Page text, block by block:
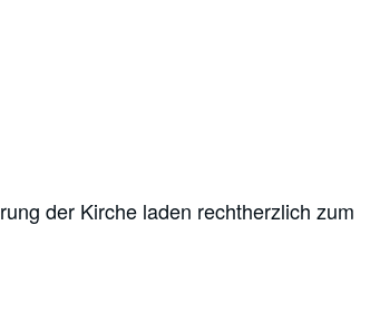
der Kirche laden rechtherzlich zum